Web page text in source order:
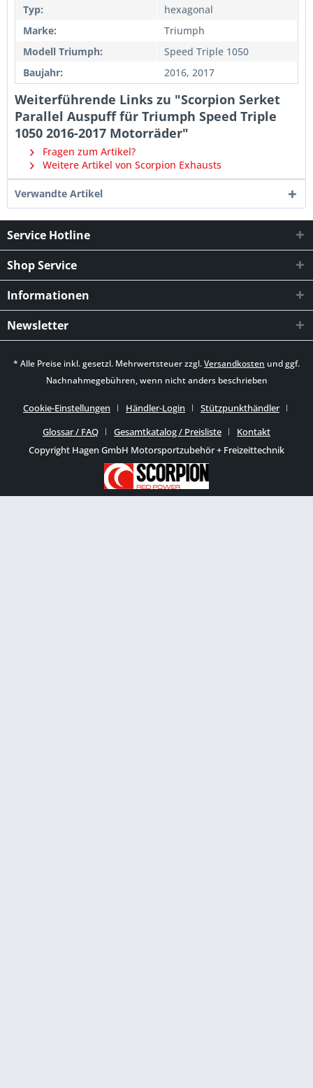
Typ:
hexagonal
Marke:
Triumph
Modell Triumph:
Speed Triple 1050
Baujahr:
2016, 2017
Weiterführende Links zu "Scorpion Serket
Parallel Auspuff für Triumph Speed Triple
1050 2016-2017 Motorräder"
Fragen zum Artikel?
Weitere Artikel von Scorpion Exhausts
Verwandte Artikel
Service Hotline
Shop Service
Informationen
Newsletter
* Alle Preise inkl. gesetzl. Mehrwertsteuer zzgl.Versandkosten und ggf.
Nachnahmegebühren, wenn nicht anders beschrieben
Cookie-Einstellungen Händler-Login
Stützpunkthändler
Glossar / FAQ
Gesamtkatalog / Preisliste
Kontakt
Copyright Hagen GmbH Motorsportzubehör + Freizeittechnik